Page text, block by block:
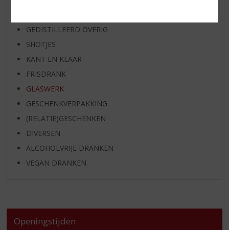
GEDISTILLEERD OVERIG
SHOTJES
KANT EN KLAAR
FRISDRANK
GLASWERK
GESCHENKVERPAKKING
(RELATIE)GESCHENKEN
DIVERSEN
ALCOHOLVRIJE DRANKEN
VEGAN DRANKEN
Openingstijden